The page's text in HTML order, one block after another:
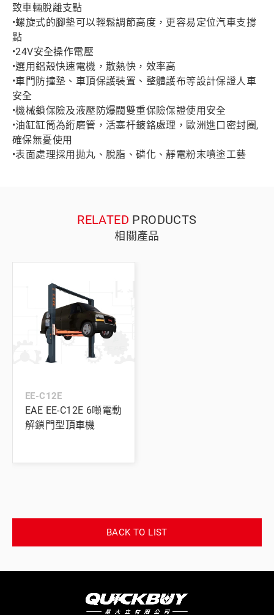
致車輛脫離支點
•螺旋式的腳墊可以輕鬆調節高度，更容易定位汽車支撐
點
•24V安全操作電壓
•選用鋁殼快速電機，散熱快，效率高
•車門防撞墊、車頂保護裝置、整體護布等設計保證人車
安全
•機械鎖保險及液壓防爆閥雙重保險保證使用安全
•油缸缸筒為絎磨管，活塞杆鍍鉻處理，歐洲進口密封圈,
確保無憂使用
•表面處理採用拋丸、脫脂、磷化、靜電粉末噴塗工藝
RELATED PRODUCTS
相關產品
EE-C12E
EAE EE-C12E 6噸電動
解鎖門型頂車機
BACK TO LIST